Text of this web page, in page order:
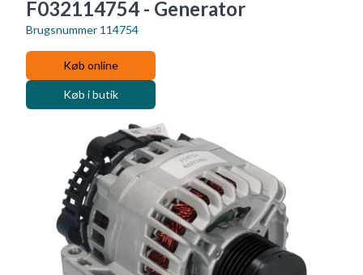
F032114754 - Generator
Brugsnummer 114754
Køb online
Køb i butik